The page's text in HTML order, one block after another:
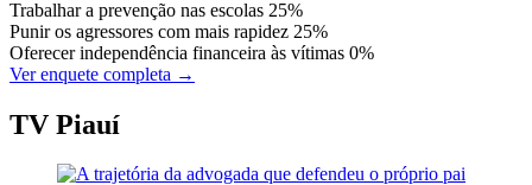
Trabalhar a prevenção nas escolas 25%
Punir os agressores com mais rapidez 25%
Oferecer independência financeira às vítimas 0%
Ver enquete completa →
TV Piauí